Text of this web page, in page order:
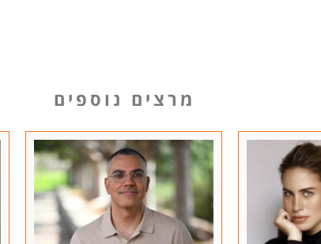
מרצים נוספים